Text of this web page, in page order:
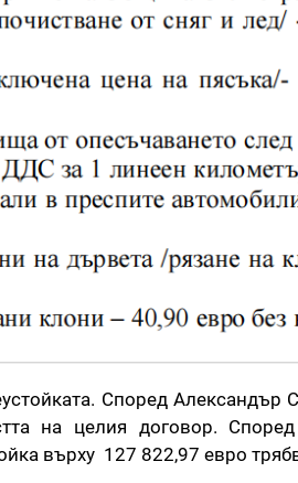
Според Александър
на целия договор.
върху 127 822,97 евро